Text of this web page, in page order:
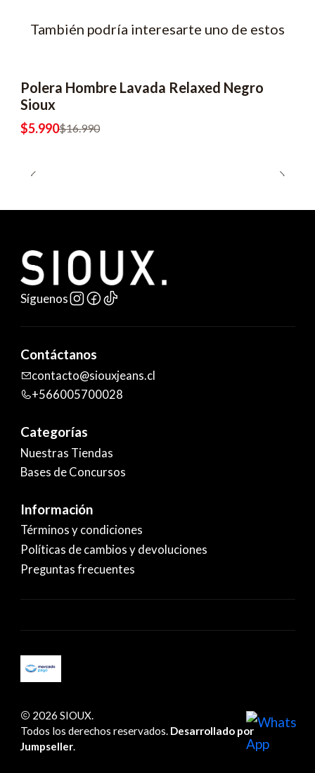
También podría interesarte uno de estos
-65% OFF
2x8990
Polera Hombre Lavada Relaxed Negro
Sioux
$5.990$16.990
Síguenos
Contáctanos
contacto@siouxjeans.cl
+566005700028
Categorías
Nuestras Tiendas
Bases de Concursos
Información
Términos y condiciones
Políticas de cambios y devoluciones
Preguntas frecuentes
2026 SIOUX.
Todos los derechos reservados. Desarrollado por
Jumpseller.